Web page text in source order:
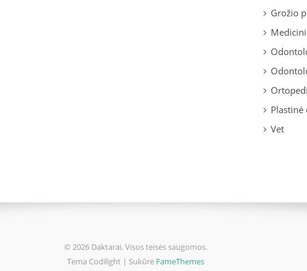
Grožio
Plastinė
Vet
© 2026 Daktarai. Visos teisės saugomos.
Tema Codilight | Sukūrė FameThemes